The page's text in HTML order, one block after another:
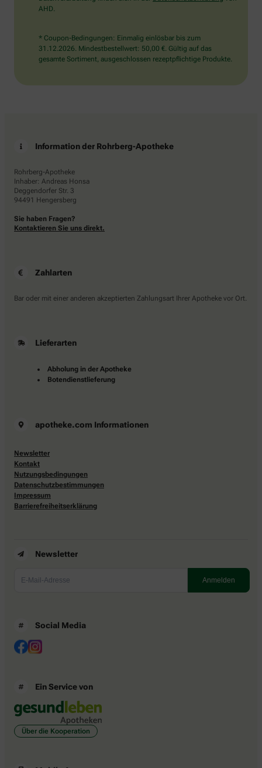
AHD.
* Coupon-Bedingungen: Einmalig einlösbar bis zum
31.12.2026. Mindestbestellwert: 50,00 €. Gültig auf das
gesamte Sortiment, ausgeschlossen rezeptpflichtige Produkte.
Information der Rohrberg-Apotheke
Rohrberg-Apotheke
Inhaber: Andreas Honsa
Deggendorfer Str. 3
94491 Hengersberg
Sie haben Fragen?
Kontaktieren Sie uns direkt.
Zahlarten
Bar oder mit einer anderen akzeptierten Zahlungsart Ihrer Apotheke vor Ort.
Lieferarten
Abholung in der Apotheke
Botendienstlieferung
apotheke.com Informationen
Newsletter
Kontakt
Nutzungsbedingungen
Datenschutzbestimmungen
Impressum
Barrierefreiheitserklärung
Newsletter
Social Media
Ein Service von
Über die Kooperation